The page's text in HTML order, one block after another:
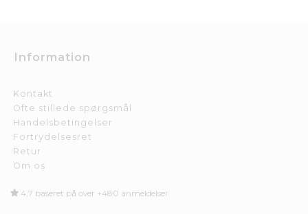
Information
Kontakt
Ofte stillede spørgsmål
Handelsbetingelser
Fortrydelsesret
Retur
Om os
4,7 baseret på over +480 anmeldelser